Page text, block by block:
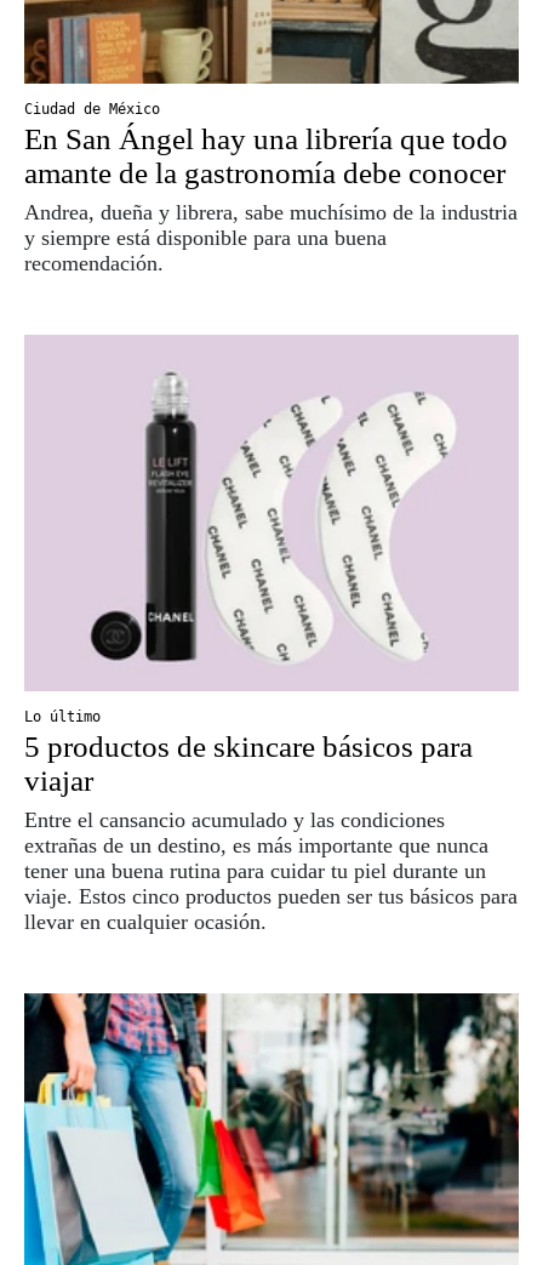
Ciudad de México
En San Ángel hay una librería que todo
amante de la gastronomía debe conocer
Andrea, dueña y librera, sabe muchísimo de la industria
y siempre está disponible para una buena
recomendación.
Lo último
5 productos de skincare básicos para
viajar
Entre el cansancio acumulado y las condiciones
extrañas de un destino, es más importante que nunca
tener una buena rutina para cuidar tu piel durante un
viaje. Estos cinco productos pueden ser tus básicos para
llevar en cualquier ocasión.